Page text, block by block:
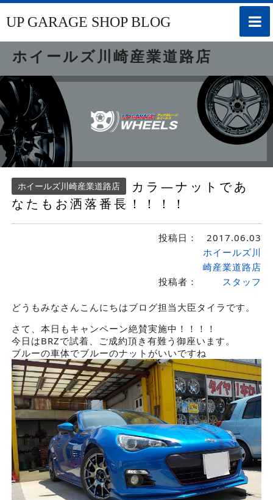
toggle
UP GARAGE SHOP BLOG
ホイールズ川崎産業道路店
ホイールズ川崎産業道路店
カラ―ナットであ
なたもお洒落番長！！！！
投稿日： 2017.06.03
投稿者：
ホイールズ川
崎産業道路店
スタッフ
どうもみなさんこんにちはブログ担当大臣タイラです。
さて、本日もキャンペーン絶賛実施中！！！！
今日はBRZで試着、ご成約頂き有難う御座います。
ブルーの車体でブルーのナットがいいですね